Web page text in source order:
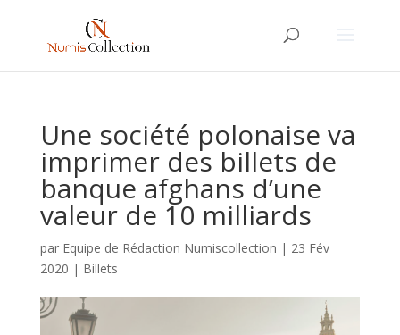
Une société polonaise va
imprimer des billets de
banque afghans d’une
valeur de 10 milliards
par Equipe de Rédaction Numiscollection | 23 Fév
2020 | Billets